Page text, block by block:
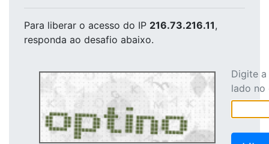
Para liberar o acesso do IP 216.73.216.11,
responda ao desafio abaixo.
Digite
lado no